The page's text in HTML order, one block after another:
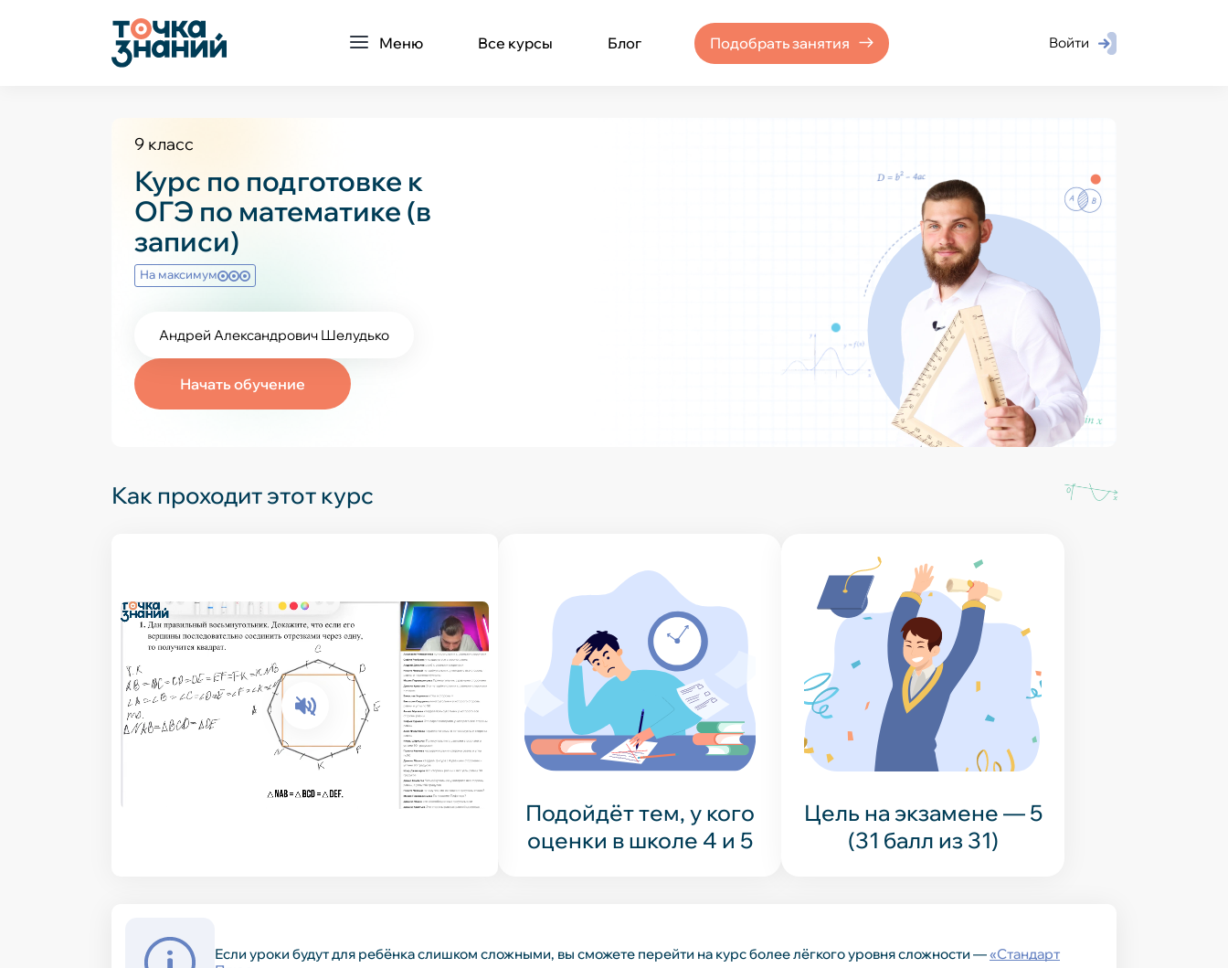
Меню Все курсы Блог Подобрать занятия Войти
9 класс
Курс по подготовке к
ОГЭ по математике (в
записи)
На максимум
Начать обучение
Андрей Александрович Шелудько
Как проходит этот курс
Подойдёт тем, у кого
оценки в школе 4 и 5
Цель на экзамене — 5
(31 балл из 31)
Если уроки будут для ребёнка слишком сложными, вы сможете перейти на курс более лёгкого уровня сложности —«Стандарт